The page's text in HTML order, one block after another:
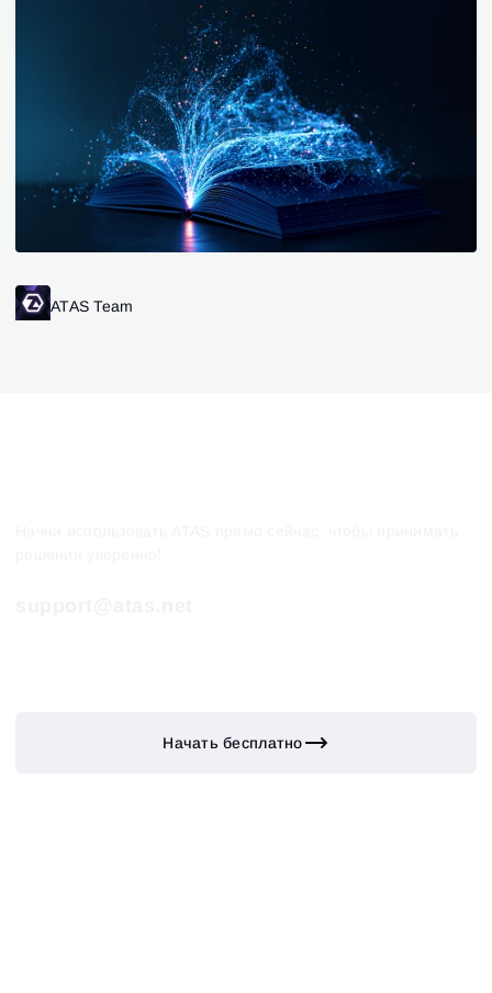
ATAS Team
Начать бесплатно